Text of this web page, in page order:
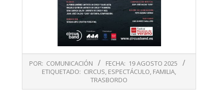
08-
POR: COMUNICACIÓN FECHA: 19 AGOSTO 2025
ETIQUETADO: CIRCUS, ESPECTÁCULO, FAMILIA,
TRASBORDO